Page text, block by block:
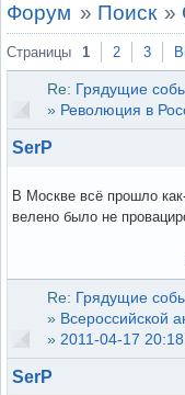
Форум » Поиск »
Страницы 1 2 3
Re: Грядущие
» Революция в
SerP
В Москве всё прошло
велено было не
Re: Грядущие
» Всероссийской
» 2011-04-17
SerP